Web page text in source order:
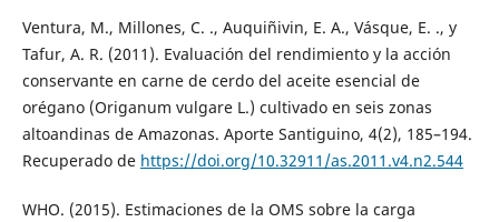
Ventura, M., Millones, C. ., Auquiñivin, E. A., Vásque, E. ., y
Tafur, A. R. (2011). Evaluación del rendimiento y la acción
conservante en carne de cerdo del aceite esencial de
orégano (Origanum vulgare L.) cultivado en seis zonas
altoandinas de Amazonas. Aporte Santiguino, 4(2), 185–194.
Recuperado de https://doi.org/10.32911/as.2011.v4.n2.544
WHO. (2015). Estimaciones de la OMS sobre la carga